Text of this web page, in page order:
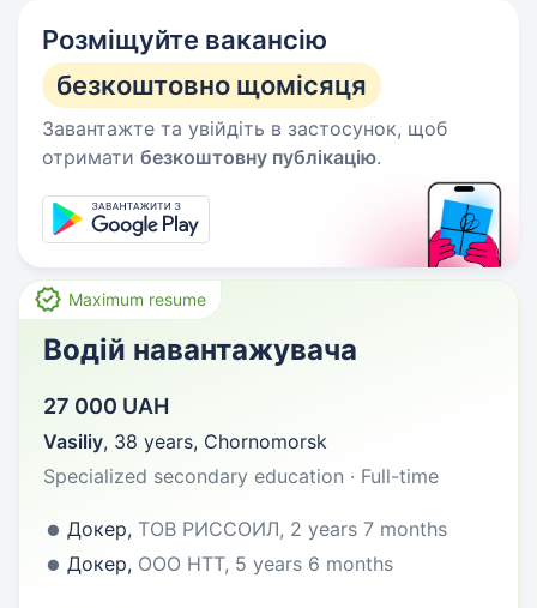
Розміщуйте вакансію
безкоштовно щомісяця
Завантажте та увійдіть в застосунок, щоб
отримати безкоштовну публікацію.
Maximum resume
Водій навантажувача
27 000 UAH
Vasiliy, 38 years, Chornomorsk
Specialized secondary education · Full-time
Докер, ТОВ РИССОИЛ, 2 years 7 months
Докер, ООО НТТ, 5 years 6 months